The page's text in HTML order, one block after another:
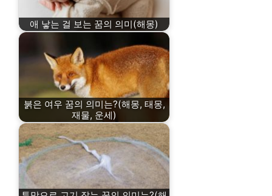
애 낳는 걸 보는 꿈의 의미(해몽)
붉은 여우 꿈의 의미는?(해몽, 태몽,
재물, 운세)